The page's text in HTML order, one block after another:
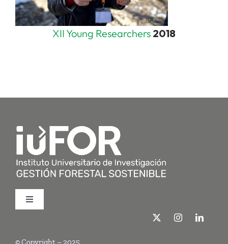
XII Young Researchers 2018
Toggle
© Copyright – 2025